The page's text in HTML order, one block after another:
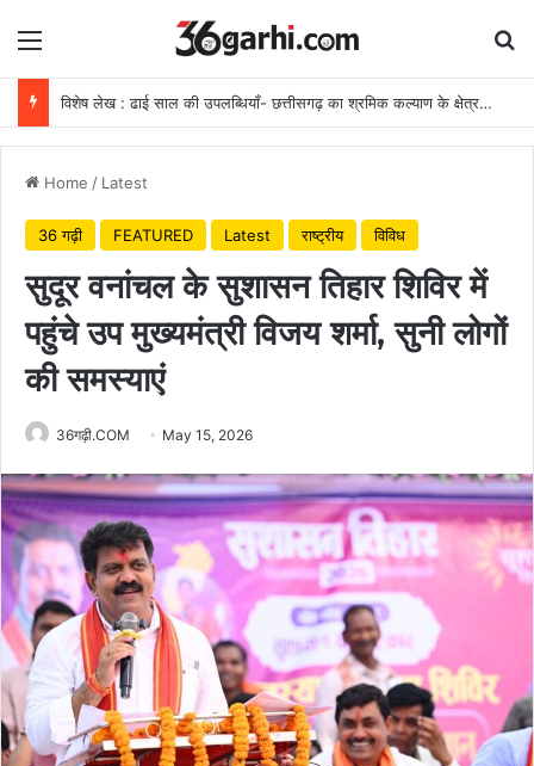
Menu
विशेष लेख : ढाई साल की उपलब्धियाँ- छत्तीसगढ़ का श्रमिक कल्याण के क्षेत्र में नई पहचान
Home / Latest
36 गढ़ी FEATURED Latest राष्ट्रीय विविध
सुदूर वनांचल के सुशासन तिहार शिविर में
पहुंचे उप मुख्यमंत्री विजय शर्मा, सुनी लोगों
की समस्याएं
36गढ़ी.COM May 15, 2026